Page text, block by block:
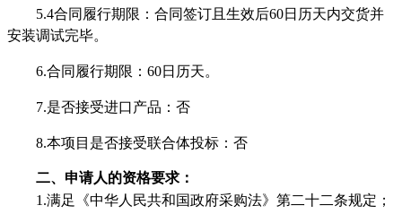
5.4合同履行期限：合同签订且生效后60日历天内交货并
安装调试完毕。
6.合同履行期限： 60日历天。
7.是否接受进口产品：否
8.本项目是否接受联合体投标：否
二、申请人的资格要求：
1.满足《中华人民共和国政府采购法》第二十二条规定；